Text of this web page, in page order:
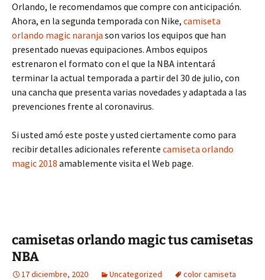
Orlando, le recomendamos que compre con anticipación.
Ahora, en la segunda temporada con Nike, camiseta
orlando magic naranja son varios los equipos que han
presentado nuevas equipaciones. Ambos equipos
estrenaron el formato con el que la NBA intentará
terminar la actual temporada a partir del 30 de julio, con
una cancha que presenta varias novedades y adaptada a las
prevenciones frente al coronavirus.
Si usted amó este poste y usted ciertamente como para
recibir detalles adicionales referente camiseta orlando
magic 2018 amablemente visita el Web page.
camisetas orlando magic tus camisetas
NBA
17 diciembre, 2020 Uncategorized
color camiseta